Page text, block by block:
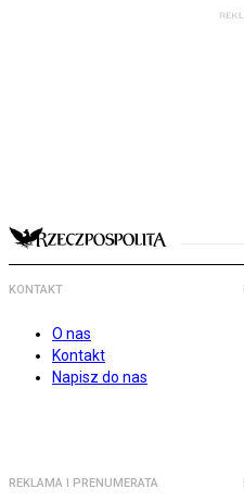
KONTAKT
O nas
Kontakt
Napisz do nas
REKLAMA I PRENUMERATA